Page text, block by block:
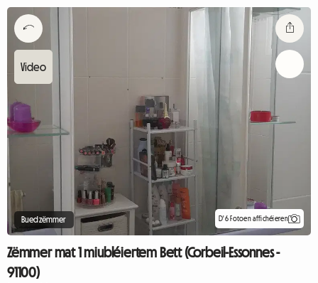
Buedzëmmer D'6 Fotoen affichéieren
Zëmmer mat 1 miubléiertem Bett (Corbeil-Essonnes -
91100)